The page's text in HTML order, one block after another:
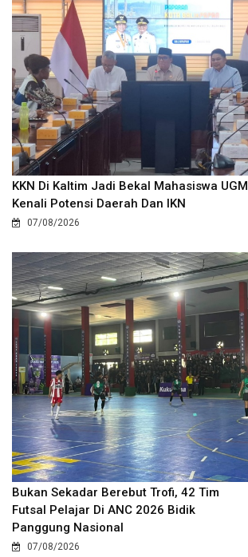
KKN Di Kaltim Jadi Bekal Mahasiswa UGM
Kenali Potensi Daerah Dan IKN
07/08/2026
Bukan Sekadar Berebut Trofi, 42 Tim
Futsal Pelajar Di ANC 2026 Bidik
Panggung Nasional
07/08/2026